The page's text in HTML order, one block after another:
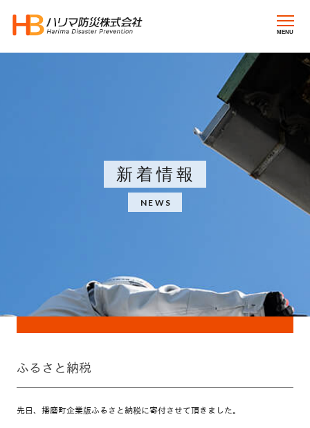
MENU
新着情報
NEWS
ふるさと納税
先日、播磨町企業版ふるさと納税に寄付させて頂きました。